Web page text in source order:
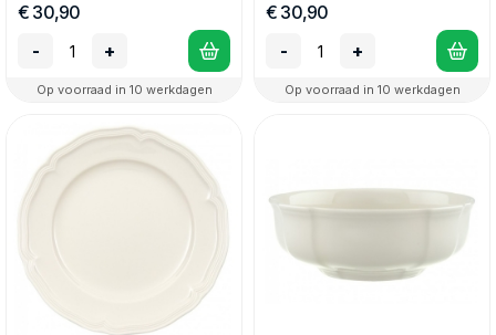
€ 30,90
-
+
Op voorraad in 10 werkdagen
€ 30,90
-
+
Op voorraad in 10 werkdagen